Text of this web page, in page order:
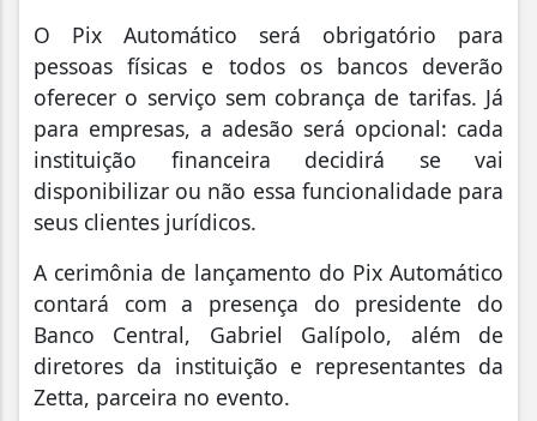
O Pix Automático será obrigatório para
pessoas físicas e todos os bancos deverão
oferecer o serviço sem cobrança de tarifas. Já
para empresas, a adesão será opcional: cada
instituição financeira decidirá se vai
disponibilizar ou não essa funcionalidade para
seus clientes jurídicos.
A cerimônia de lançamento do Pix Automático
contará com a presença do presidente do
Banco Central, Gabriel Galípolo, além de
diretores da instituição e representantes da
Zetta, parceira no evento.